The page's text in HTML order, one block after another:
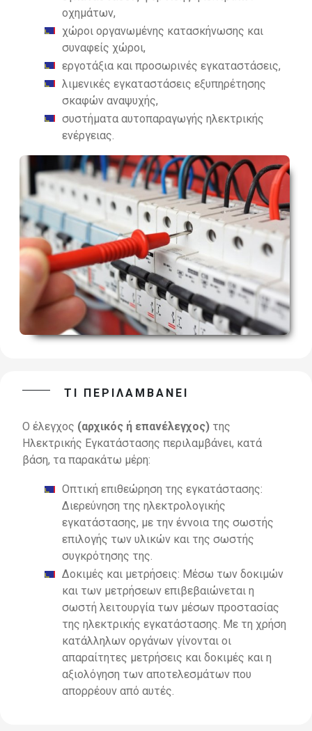
οχημάτων,
χώροι οργανωμένης κατασκήνωσης και
συναφείς χώροι,
εργοτάξια και προσωρινές εγκαταστάσεις,
λιμενικές εγκαταστάσεις εξυπηρέτησης
σκαφών αναψυχής,
συστήματα αυτοπαραγωγής ηλεκτρικής
ενέργειας.
ΤΙ ΠΕΡΙΛΑΜΒΑΝΕΙ
Ο έλεγχος (αρχικός ή επανέλεγχος) της
Ηλεκτρικής Εγκατάστασης περιλαμβάνει, κατά
βάση, τα παρακάτω μέρη:
Οπτική επιθεώρηση της εγκατάστασης:
Διερεύνηση της ηλεκτρολογικής
εγκατάστασης, με την έννοια της σωστής
επιλογής των υλικών και της σωστής
συγκρότησης της.
Δοκιμές και μετρήσεις: Μέσω των δοκιμών
και των μετρήσεων επιβεβαιώνεται η
σωστή λειτουργία των μέσων προστασίας
της ηλεκτρικής εγκατάστασης. Με τη χρήση
κατάλληλων οργάνων γίνονται οι
απαραίτητες μετρήσεις και δοκιμές και η
αξιολόγηση των αποτελεσμάτων που
απορρέουν από αυτές.